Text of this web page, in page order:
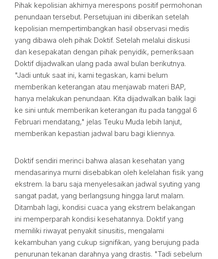
Pihak kepolisian akhirnya merespons positif permohonan
penundaan tersebut. Persetujuan ini diberikan setelah
kepolisian mempertimbangkan hasil observasi medis
yang dibawa oleh pihak Doktif. Setelah melalui diskusi
dan kesepakatan dengan pihak penyidik, pemeriksaan
Doktif dijadwalkan ulang pada awal bulan berikutnya.
"Jadi untuk saat ini, kami tegaskan, kami belum
memberikan keterangan atau menjawab materi BAP,
hanya melakukan penundaan. Kita dijadwalkan balik lagi
ke sini untuk memberikan keterangan itu pada tanggal 6
Februari mendatang," jelas Teuku Muda lebih lanjut,
memberikan kepastian jadwal baru bagi kliennya.
Doktif sendiri merinci bahwa alasan kesehatan yang
mendasarinya murni disebabkan oleh kelelahan fisik yang
ekstrem. Ia baru saja menyelesaikan jadwal syuting yang
sangat padat, yang berlangsung hingga larut malam.
Ditambah lagi, kondisi cuaca yang ekstrem belakangan
ini memperparah kondisi kesehatannya. Doktif yang
memiliki riwayat penyakit sinusitis, mengalami
kekambuhan yang cukup signifikan, yang berujung pada
penurunan tekanan darahnya yang drastis. "Tadi sebelum